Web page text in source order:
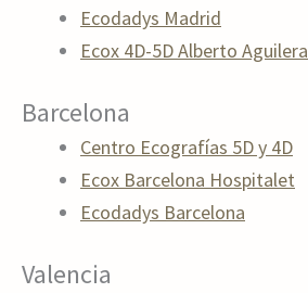
Ecodadys Madrid
Ecox 4D-5D Alberto Aguilera
Barcelona
Centro Ecografías 5D y 4D
Ecox Barcelona Hospitalet
Ecodadys Barcelona
Valencia